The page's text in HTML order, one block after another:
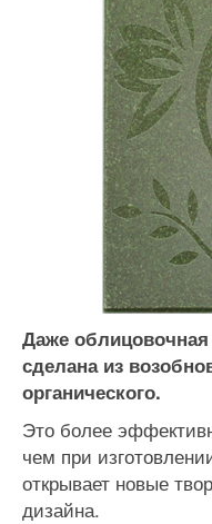
Даже
сделана из
органического.
Это более
чем при
открывает новые
дизайна.